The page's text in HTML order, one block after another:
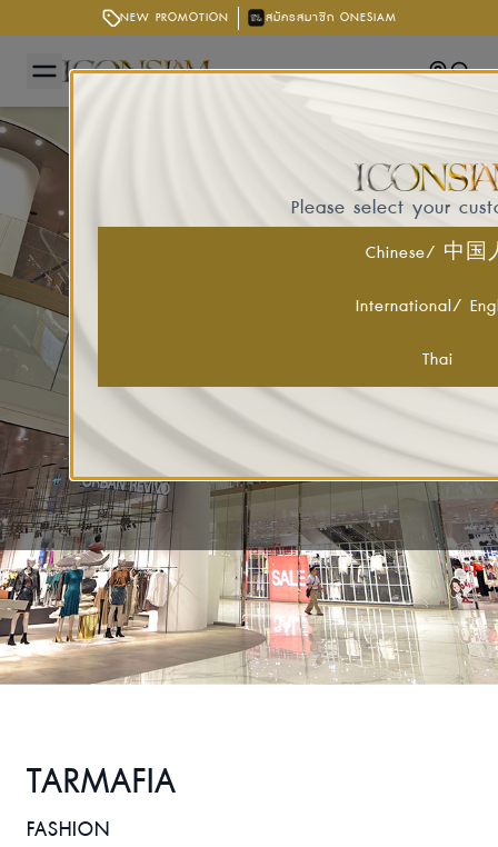
NEW PROMOTION สมัครสมาชิก ONESIAM
Getting
TARMAFIA
FASHION
Please select your
Chinese/ 中国
International/
Thai